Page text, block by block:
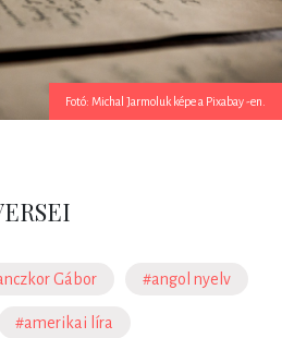
Fotó: Michal Jarmoluk képe a Pixabay -en.
Gábor #angol nyelv
#amerikai líra